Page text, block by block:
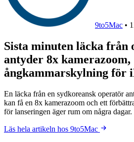
9to5Mac •
Sista minuten läcka från
antyder 8x kamerazoom,
ångkammarskylning för
En läcka från en sydkoreansk operatör
kan få en 8x kamerazoom och ett
för lanseringen äger rum om några dagar.
Läs hela artikeln hos 9to5Mac